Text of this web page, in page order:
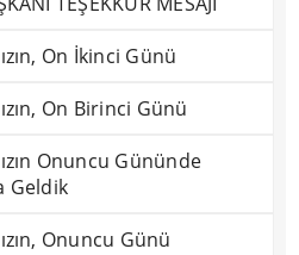
On İkinci Günü
On Birinci Günü
Onuncu Gününde
Geldik
Onuncu Günü